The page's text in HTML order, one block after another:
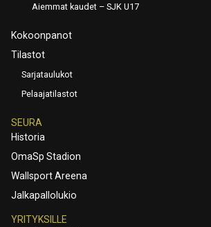
Aiemmat kaudet – SJK U17
Kokoonpanot
Tilastot
Sarjataulukot
Pelaajatilastot
SEURA
Historia
OmaSp Stadion
Wallsport Areena
Jalkapallolukio
YRITYKSILLE